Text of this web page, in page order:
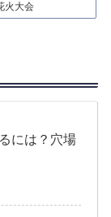
火大会
には？穴場